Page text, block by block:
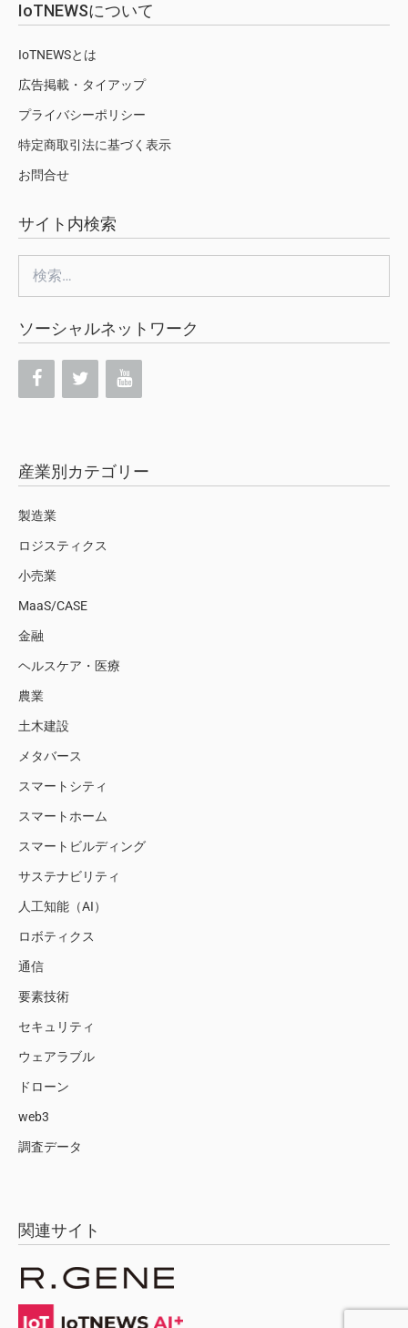
IoTNEWSについて
IoTNEWSとは
広告掲載・タイアップ
プライバシーポリシー
特定商取引法に基づく表示
お問合せ
サイト内検索
索:
ソーシャルネットワーク
産業別カテゴリー
製造業
ロジスティクス
小売業
MaaS/CASE
金融
ヘルスケア・医療
農業
土木建設
メタバース
スマートシティ
スマートホーム
スマートビルディング
サステナビリティ
人工知能（AI）
ロボティクス
通信
要素技術
セキュリティ
ウェアラブル
ドローン
web3
調査データ
関連サイト